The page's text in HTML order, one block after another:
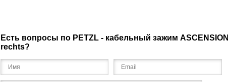
Есть вопросы по PETZL - кабельный зажим ASCENSION
rechts?